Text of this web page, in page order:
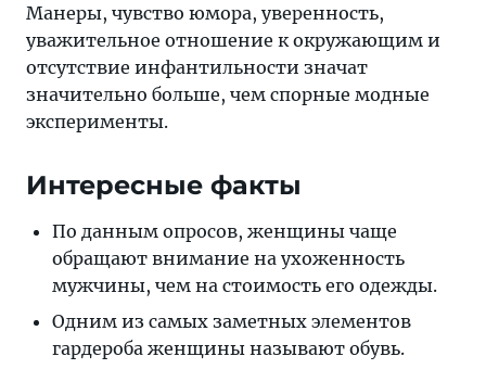
Манеры, чувство юмора, уверенность,
уважительное отношение к окружающим и
отсутствие инфантильности значат
значительно больше, чем спорные модные
эксперименты.
Интересные факты
По данным опросов, женщины чаще
обращают внимание на ухоженность
мужчины, чем на стоимость его одежды.
Одним из самых заметных элементов
гардероба женщины называют обувь.